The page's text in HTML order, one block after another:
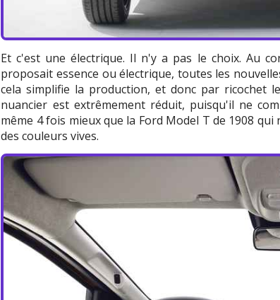
Et c'est une électrique. Il n'y a pas le choix. Au
proposait essence ou électrique, toutes les
cela simplifie la production, et donc par ricochet
nuancier est extrêmement réduit, puisqu'il ne
même 4 fois mieux que la Ford Model T de 1908
des couleurs vives.